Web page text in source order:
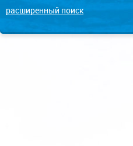
расширенный поиск